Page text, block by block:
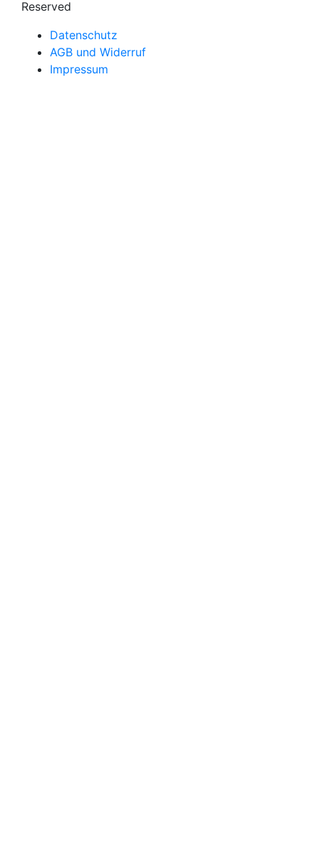
Reserved
Datenschutz
AGB und Widerruf
Impressum